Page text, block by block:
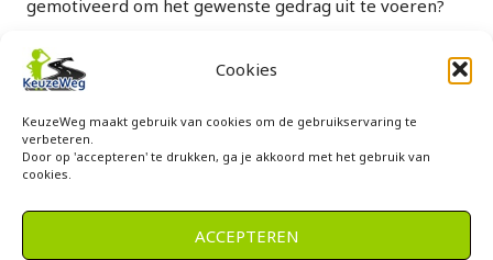
Cookies
KeuzeWeg maakt gebruik van cookies om de gebruikservaring te
verbeteren.
Door op 'accepteren' te drukken, ga je akkoord met het gebruik van
cookies.
ACCEPTEREN
gemotiveerd om het gewenste gedrag uit te voeren?
Meer informatie?Neem contact op!